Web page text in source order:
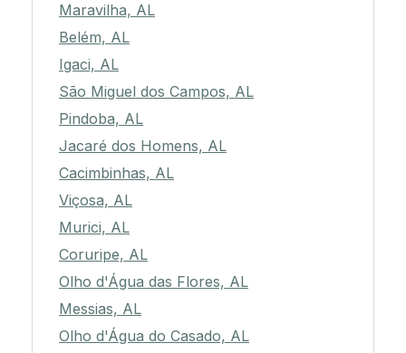
Maravilha, AL
Belém, AL
Igaci, AL
São Miguel dos Campos, AL
Pindoba, AL
Jacaré dos Homens, AL
Cacimbinhas, AL
Viçosa, AL
Murici, AL
Coruripe, AL
Olho d'Água das Flores, AL
Messias, AL
Olho d'Água do Casado, AL